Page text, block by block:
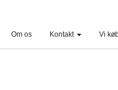
Om os Kontakt Vi